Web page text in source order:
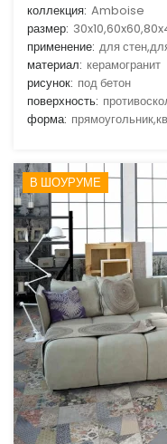
коллекция: Amboise
размер:
применение: для
материал: керамогранит
рисунок: под бетон
поверхность:
форма:
В ШОУРУМЕ